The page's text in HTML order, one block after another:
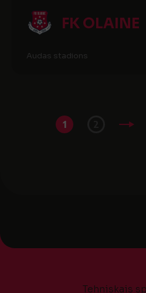
FK OLAINE
Audas stadions
1
Tehniskais